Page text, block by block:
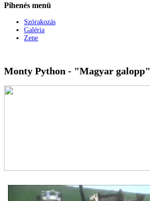
Pihenés menü
Szórakozás
Galéria
Zene
Monty Python - "Magyar galopp"